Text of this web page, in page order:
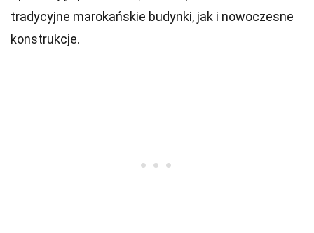
tradycyjne marokańskie budynki, jak i nowoczesne
konstrukcje.